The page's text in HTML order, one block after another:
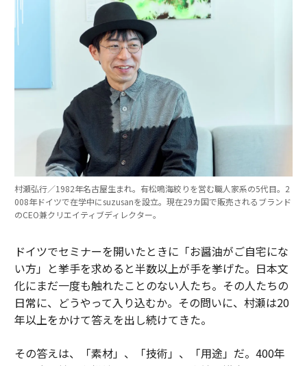
村瀬弘行／1982年名古屋生まれ。有松鳴海絞りを営む職人家系の5代目。2
008年ドイツで在学中にsuzusanを設立。現在29カ国で販売されるブランド
のCEO兼クリエイティブディレクター。
ドイツでセミナーを開いたときに「お醤油がご自宅にな
い方」と挙手を求めると半数以上が手を挙げた。日本文
化にまだ一度も触れたことのない人たち。その人たちの
日常に、どうやって入り込むか。その問いに、村瀬は20
年以上をかけて答えを出し続けてきた。
その答えは、「素材」、「技術」、「用途」だ。400年